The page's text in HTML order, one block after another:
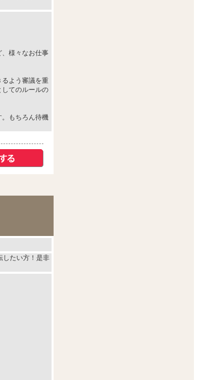
様々なお仕事
よう審議を重
てのルールの
もちろん待機
したい方！是非